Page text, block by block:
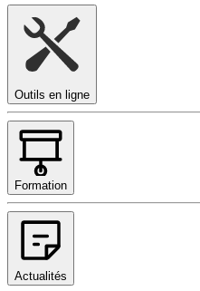
Outils en ligne
Formation
Actualités